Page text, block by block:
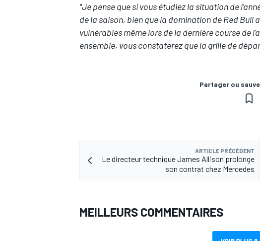
"Je pense que si vous étudiez la situation de
de la saison, bien que la domination de Red Bull
vulnérables même lors de la dernière course de
ensemble, vous constaterez que la grille de
Partager ou
ARTICLE PRÉCÉDENT
Le directeur technique James Allison prolonge
son contrat chez Mercedes
MEILLEURS COMMENTAIRES